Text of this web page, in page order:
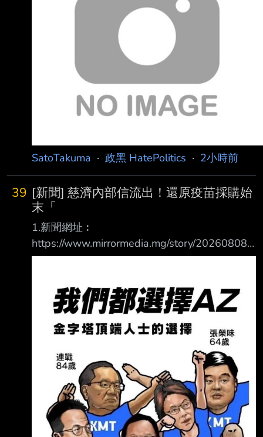
SatoTakuma · 政黑 HatePolitics · 2小時前
39 [新聞] 慈濟內部信流出！還原疫苗採購始
末「
1.新聞網址︰
https://www.mirrormedia.mg/story/20260808e
di027 2.新聞來源︰ 鏡傳媒 3.完整新聞標題：
難求」 承諾將依法求償追回善款 4.完整新聞內
容︰ 慈濟內部信流出！還原疫苗採購始末「國
內一劑難求」 承諾將依法求償追回善款 發布
時間：2026.08.08 18:34 臺北時間 更新時間：
2026.08.08 18:34 臺北時間 文 林高 慈濟2021
年採購BNT疫苗，遭名律師陳昱瑄詐騙10.6億
元，掀起藍